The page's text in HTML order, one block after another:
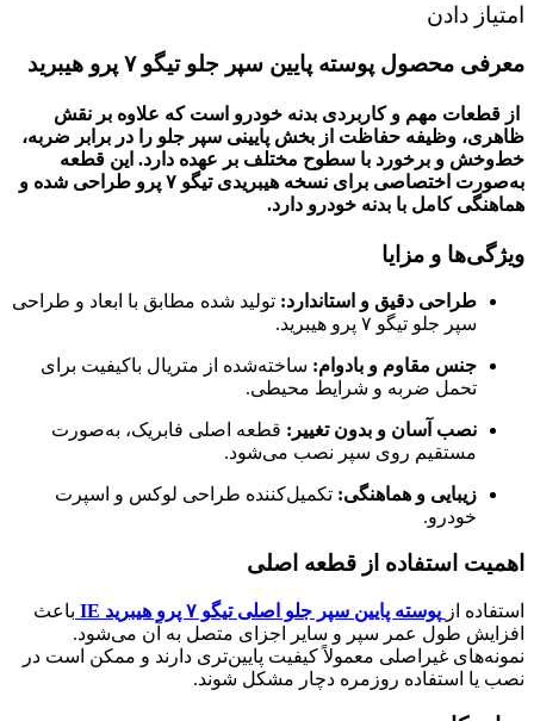
امتیاز دادن
معرفی محصول پوسته پایین سپر جلو تیگو ۷ پرو هیبرید
از قطعات مهم و کاربردی بدنه خودرو است که علاوه بر نقش
ظاهری، وظیفه حفاظت از بخش پایینی سپر جلو را در برابر ضربه،
خط‌وخش و برخورد با سطوح مختلف بر عهده دارد. این قطعه
به‌صورت اختصاصی برای نسخه هیبریدی تیگو ۷ پرو طراحی شده و
هماهنگی کامل با بدنه خودرو دارد.
ویژگی‌ها و مزایا
طراحی دقیق و استاندارد: تولید شده مطابق با ابعاد و طراحی
سپر جلو تیگو ۷ پرو هیبرید.
جنس مقاوم و بادوام: ساخته‌شده از متریال باکیفیت برای
تحمل ضربه و شرایط محیطی.
نصب آسان و بدون تغییر: قطعه اصلی فابریک، به‌صورت
مستقیم روی سپر نصب می‌شود.
زیبایی و هماهنگی: تکمیل‌کننده طراحی لوکس و اسپرت
خودرو.
اهمیت استفاده از قطعه اصلی
استفاده از پوسته پایین سپر جلو اصلی تیگو ۷ پرو هیبرید IE
باعث
افزایش طول عمر سپر و سایر اجزای متصل به آن می‌شود.
نمونه‌های غیراصلی معمولاً کیفیت پایین‌تری دارند و ممکن است در
نصب یا استفاده روزمره دچار مشکل شوند.